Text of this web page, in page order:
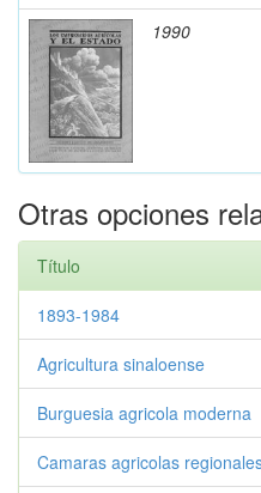
1990
Otras opciones
Título
1893-1984
Agricultura sinaloense
Burguesia agricola moderna
Camaras agricolas